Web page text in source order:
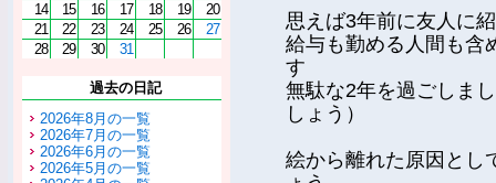
14
15 16 17 18 19
20
21
22 23 24 25 26
27
28
29 30 31
過去の日記
2026年8月の一覧
2026年7月の一覧
2026年6月の一覧
2026年5月の一覧
思えば3年前に友人に
給与も勤める人間も含
す
無駄な2年を過ごしま
しょう）
絵から離れた原因とし